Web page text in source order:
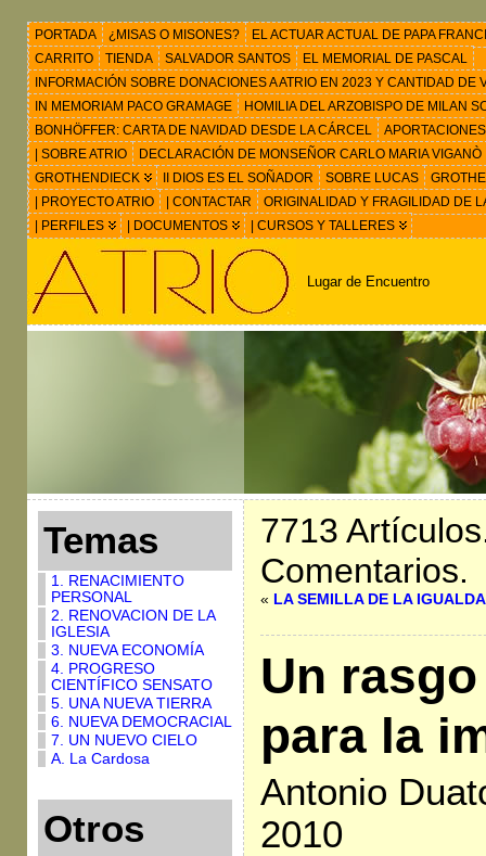
PORTADA ¿MISAS O MISONES?
EL ACTUAR ACTUAL DE PAPA
CARRITO
TIENDA SALVADOR SANTOS
EL MEMORIAL DE PASCAL
INFORMACIÓN SOBRE DONACIONES A ATRIO EN 2023 Y CANTIDAD
IN MEMORIAM PACO GRAMAGE
HOMILIA DEL ARZOBISPO DE MILAN
BONHÖFFER: CARTA DE NAVIDAD DESDE LA CÁRCEL
| SOBRE ATRIO
DECLARACIÓN DE MONSEÑOR CARLO MARIA VIGANÒ
GROTHENDIECK
II DIOS ES EL SOÑADOR SOBRE LUCAS
| PROYECTO ATRIO
| CONTACTAR
ORIGINALIDAD Y FRAGILIDAD DE
| PERFILES
| DOCUMENTOS | CURSOS Y TALLERES
Lugar de Encuentro
Temas
1. RENACIMIENTO
PERSONAL
2. RENOVACION DE LA
IGLESIA
3. NUEVA ECONOMÍA
4. PROGRESO
CIENTÍFICO SENSATO
5. UNA NUEVA TIERRA
6. NUEVA DEMOCRACIAL
7. UN NUEVO CIELO
A. La Cardosa
Otros
7713
Comentarios.
« LA SEMILLA DE LA
Un
para la
Antonio
2010